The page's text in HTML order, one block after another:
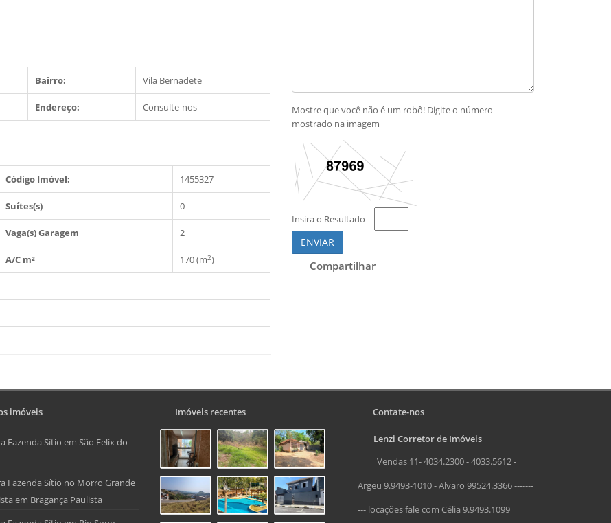
Bairro: Vila Bernadete
Endereço: Consulte-nos
Código Imóvel: 1455327
Suítes(s) 0
Vaga(s) Garagem 2
A/C m² 170 (m2)
Mostre que você não é um robô! Digite o número
mostrado na imagem
Insira o Resultado
ENVIAR
Compartilhar
imóveis
Fazenda Sítio em São Felix do
Fazenda Sítio no Morro Grande
em Bragança Paulista
Imóveis recentes Contate-nos
Lenzi Corretor de Imóveis
Vendas 11- 4034.2300 - 4033.5612 -
Argeu 9.9493-1010 - Alvaro 99524.3366 -------
--- locações fale com Célia 9.9493.1099